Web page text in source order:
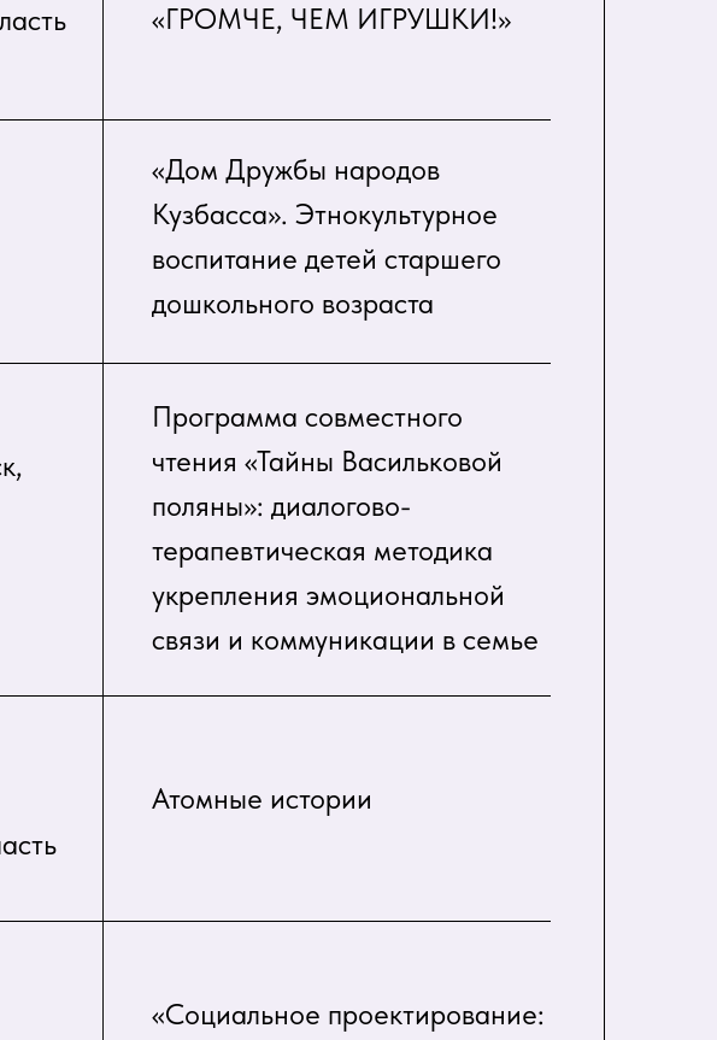
«ГРОМЧЕ, ЧЕМ ИГРУШКИ!»
«Дом Дружбы народов
Кузбасса». Этнокультурное
воспитание детей старшего
дошкольного возраста
Программа совместного
чтения «Тайны Васильковой
поляны»: диалогово-
терапевтическая методика
укрепления эмоциональной
связи и коммуникации в семье
Атомные истории
«Социальное проектирование: